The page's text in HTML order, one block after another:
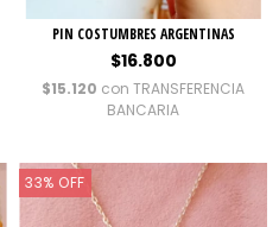
PIN COSTUMBRES ARGENTINAS
$16.800
$15.120 con TRANSFERENCIA
BANCARIA
33% OFF